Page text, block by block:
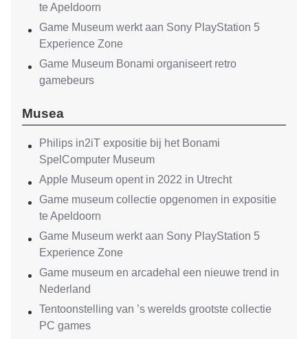
te Apeldoorn
Game Museum werkt aan Sony PlayStation 5
Experience Zone
Game Museum Bonami organiseert retro
gamebeurs
Musea
Philips in2iT expositie bij het Bonami
SpelComputer Museum
Apple Museum opent in 2022 in Utrecht
Game museum collectie opgenomen in expositie
te Apeldoorn
Game Museum werkt aan Sony PlayStation 5
Experience Zone
Game museum en arcadehal een nieuwe trend in
Nederland
Tentoonstelling van ’s werelds grootste collectie
PC games